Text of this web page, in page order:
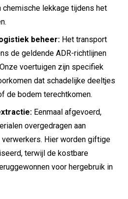
lekkage tijdens het
beheer: Het transport
de geldende ADR-richtlijnen
voertuigen zijn specifiek
dat schadelijke deeltjes
de bodem terechtkomen.
Eenmaal afgevoerd,
overgedragen aan
Hier worden giftige
terwijl de kostbare
voor hergebruik in